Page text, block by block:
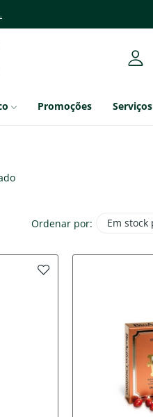
Promoções Serviços
Ordenar por: Em